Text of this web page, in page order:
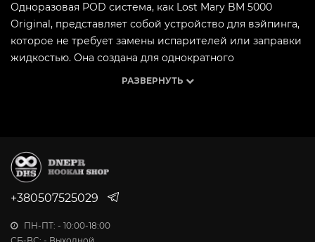
Одноразовая POD система, как Lost Mary BM 5000
Original, представляет собой устройство для вэйпинга,
которое не требует замены испарителей или заправки
жидкостью. Она создана для однократного
использования и предназначена для удовлетворения
компонентов: аккумулятора и картриджа с жидкостью.
Аккумулятор обеспечивает питание устройства, а
картридж содержит жидкость для вэйпинга и
испаритель. После того как жидкость истощается или
заменить новым.
РАЗВЕРНУТЬ
+380507525029
ПН-ПТ: - 10:00-18:00